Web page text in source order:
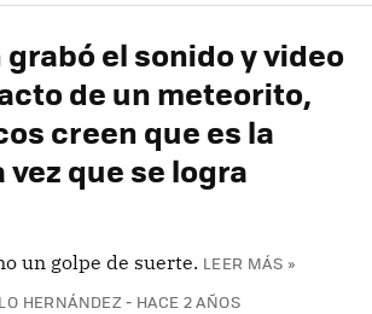
el sonido y video
de un meteorito,
creen que es la
que se logra
un golpe de suerte. LEER MÁS »
HERNÁNDEZ HACE 2 AÑOS